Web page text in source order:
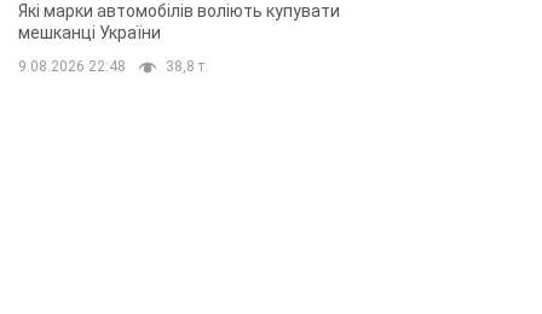
Які марки автомобілів воліють купувати
мешканці України
9.08.2026 22:48 38,8 т.